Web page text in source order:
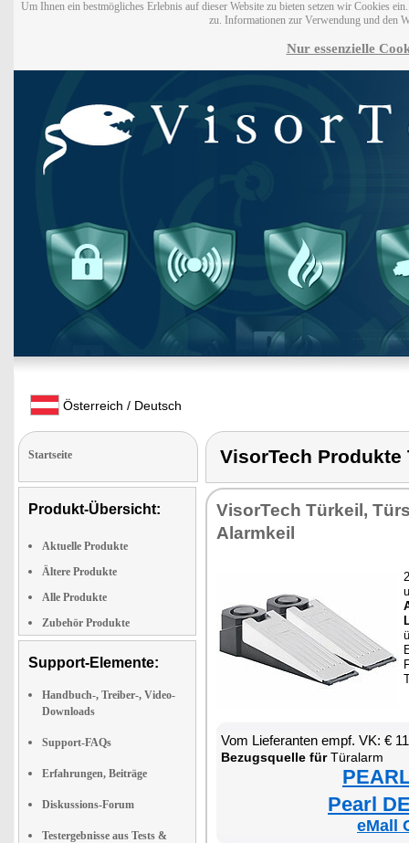
Um Ihnen ein bestmögliches Erlebnis auf dieser Website zu bieten setzen wir Cookies
zu. Informationen zur Verwendung und den
Nur essenzielle
Österreich / Deutsch
Startseite
Produkt-Übersicht:
Aktuelle Produkte
Ältere Produkte
Alle Produkte
Zubehör Produkte
Support-Elemente:
Handbuch-, Treiber-, Video-
Downloads
Support-FAQs
Erfahrungen, Beiträge
Diskussions-Forum
Testergebnisse aus Tests &
VisorTech Produkte
VisorTech Türkeil,
Alarmkeil
Vom Lieferanten empf. VK: €
Bezugsquelle fürTüralarm
Pearl
eMall